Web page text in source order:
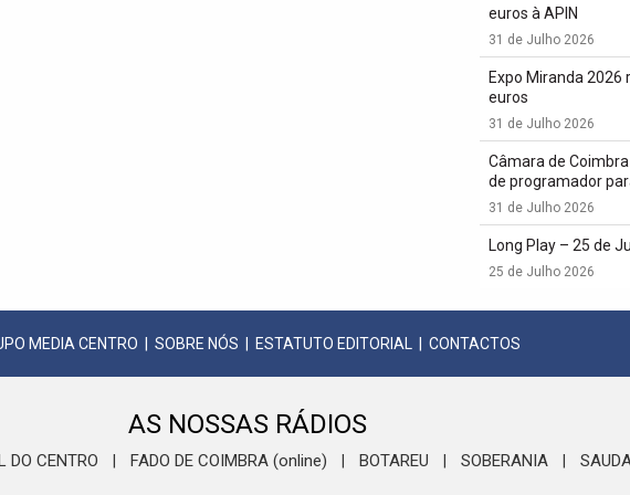
euros à APIN
31 de Julho 2026
Expo Miranda 2026
euros
31 de Julho 2026
Câmara de
de programador
31 de Julho 2026
Long Play – 25 de
25 de Julho 2026
MEDIA CENTRO SOBRE NÓS ESTATUTO EDITORIAL CONTACTOS
AS NOSSAS RÁDIOS
DO CENTRO FADO DE COIMBRA (online) BOTAREU SOBERANIA